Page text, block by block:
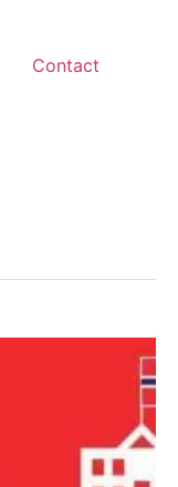
Contact